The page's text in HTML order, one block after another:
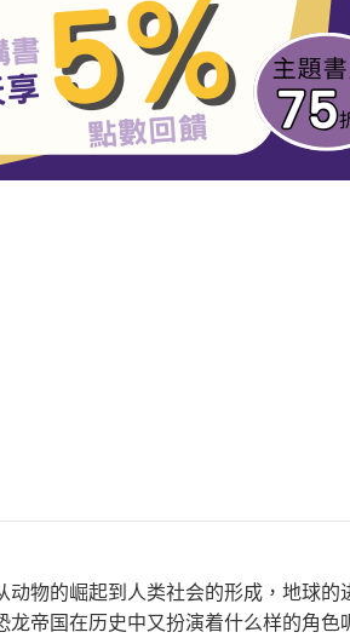
物的崛起到人类社会的形成，地球
帝国在历史中又扮演着什么样的角